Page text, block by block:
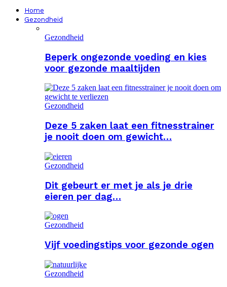
Home
Gezondheid
Gezondheid
Beperk ongezonde voeding en kies
voor gezonde maaltijden
Gezondheid
Deze 5 zaken laat een fitnesstrainer
je nooit doen om gewicht…
Gezondheid
Dit gebeurt er met je als je drie
eieren per dag…
Gezondheid
Vijf voedingstips voor gezonde ogen
Gezondheid